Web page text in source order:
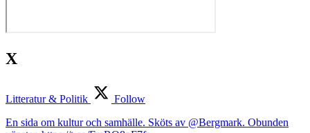
X
Litteratur & Politik
Follow
En sida om kultur och samhälle. Sköts av @Bergmark. Obunden